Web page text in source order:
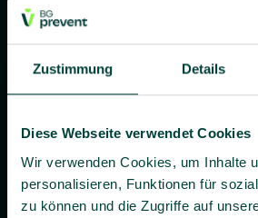
Zustimmung Details
Diese Webseite verwendet Cookies
Wir verwenden Cookies, um Inhalte
personalisieren, Funktionen für
zu können und die Zugriffe auf
und Gesundheit bei der Arbeit –
und zuverlässig.
Ja, ich willige bis auf Widerruf ein,
zusenden darf.
Es gilt unsereDatenschutzerklärung.